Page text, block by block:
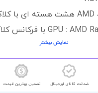
، وای فای
نمایش بیشتر
ضمانت کالای اورجینال تضمین بهترین قیمت